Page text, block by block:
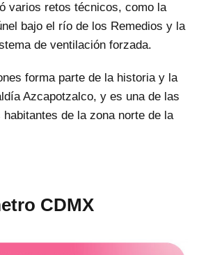
varios retos técnicos, como la
bajo el río de los Remedios y la
de ventilación forzada.
forma parte de la historia y la
Azcapotzalco, y es una de las
de la zona norte de la
CDMX